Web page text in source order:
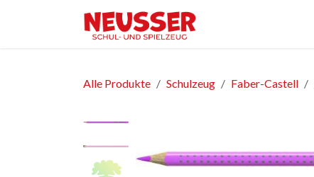
Alle Produkte Schulzeug Faber-Castell